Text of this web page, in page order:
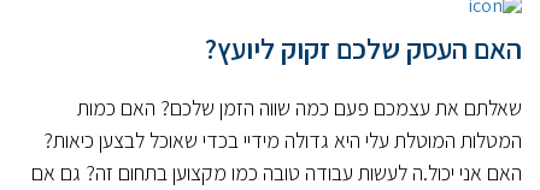
האם העסק שלכם זקוק ליועץ?
שאלתם את עצמכם פעם כמה שווה הזמן שלכם? האם כמות
המטלות המוטלת עלי היא גדולה מידיי בכדי שאוכל לבצען כיאות?
האם אני יכול.ה לעשות עבודה טובה כמו מקצוען בתחום זה? גם אם